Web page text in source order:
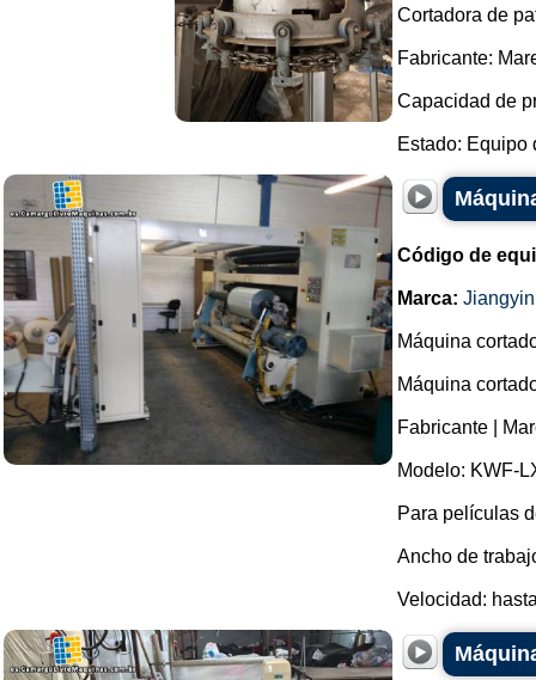
Cortadora de
Fabricante:
Capacidad de
Estado: Equipo
Código de
Marca:
Máquina
Máquina
Fabricante |
Modelo: KWF-
Para películas
Ancho de
Velocidad: